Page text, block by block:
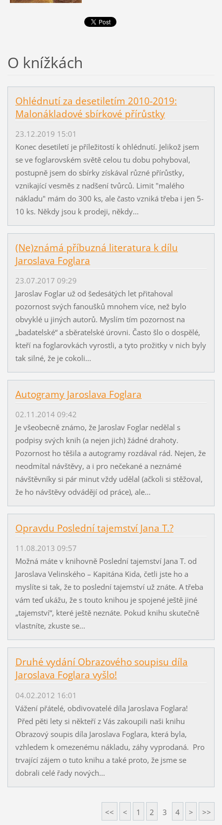
O knížkách
Ohlédnutí za desetiletím 2010-2019:
Malonákladové sbírkové přírůstky
23.12.2019 15:01
Konec desetiletí je příležitostí k ohlédnutí. Jelikož jsem
se ve foglarovském světě celou tu dobu pohyboval,
postupně jsem do sbírky získával různé přírůstky,
vznikající vesměs z nadšení tvůrců. Limit "malého
nákladu" mám do 300 ks, ale často vzniká třeba i jen 5-
10 ks. Někdy jsou k prodeji, někdy...
(Ne)známá příbuzná literatura k dílu
Jaroslava Foglara
23.07.2017 09:29
Jaroslav Foglar už od šedesátých let přitahoval
pozornost svých fanoušků mnohem více, než bylo
obvyklé u jiných autorů. Myslím tím pozornost na
„badatelské“ a sběratelské úrovni. Často šlo o dospělé,
kteří na foglarovkách vyrostli, a tyto prožitky v nich byly
tak silné, že je cokoli...
Autogramy Jaroslava Foglara
02.11.2014 09:42
Je všeobecně známo, že Jaroslav Foglar nedělal s
podpisy svých knih (a nejen jich) žádné drahoty.
Pozornost ho těšila a autogramy rozdával rád. Nejen, že
neodmítal návštěvy, a i pro nečekané a neznámé
návštěvníky si pár minut vždy udělal (ačkoli si stěžoval,
že ho návštěvy odvádějí od práce), ale...
Opravdu Poslední tajemství Jana T.?
11.08.2013 09:57
Možná máte v knihovně Poslední tajemství Jana T. od
Jaroslava Velinského – Kapitána Kida, četli jste ho a
myslíte si tak, že to poslední tajemství už znáte. A třeba
vám teď ukážu, že s touto knihou je spojené ještě jiné
„tajemství“, které ještě neznáte. Pokud knihu skutečně
vlastníte, zkuste se...
Druhé vydání Obrazového soupisu díla
Jaroslava Foglara vyšlo!
04.02.2012 16:01
Vážení přátelé, obdivovatelé díla Jaroslava Foglara!
Před pěti lety si někteří z Vás zakoupili naši knihu
Obrazový soupis díla Jaroslava Foglara, která byla,
vzhledem k omezenému nákladu, záhy vyprodaná. Pro
trvající zájem o tuto knihu a také proto, že jsme se
dobrali celé řady nových...
<< < 1 2 3 4 > >>